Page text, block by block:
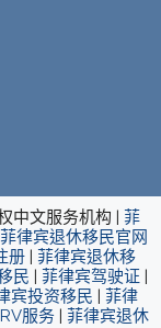
中文服务机构 | 菲
菲律宾退休移民官网
册 | 菲律宾退休移
民 | 菲律宾驾驶证 |
宾投资移民 | 菲律
服务 | 菲律宾退休